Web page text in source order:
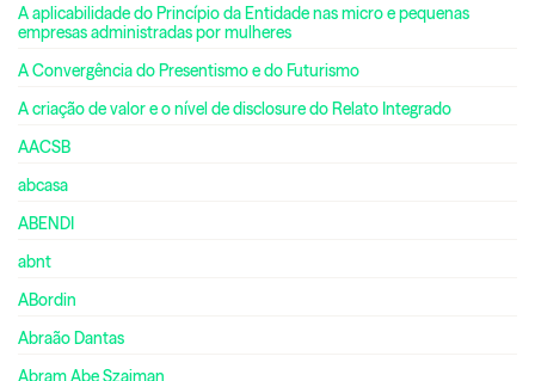
A aplicabilidade do Princípio da Entidade nas micro e pequenas
empresas administradas por mulheres
A Convergência do Presentismo e do Futurismo
A criação de valor e o nível de disclosure do Relato Integrado
AACSB
abcasa
ABENDI
abnt
ABordin
Abraão Dantas
Abram Abe Szajman